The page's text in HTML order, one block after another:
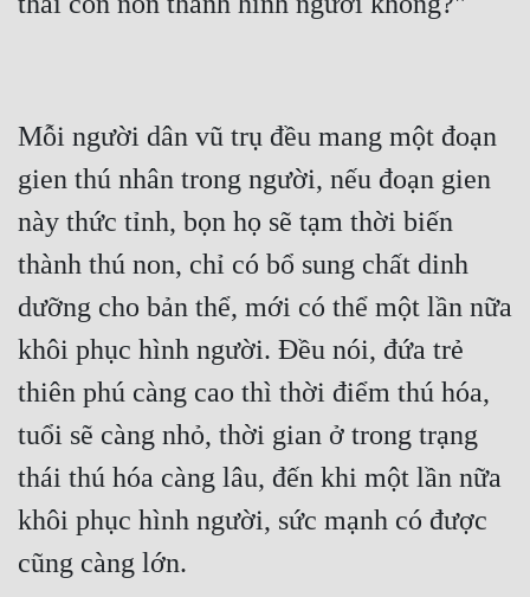
Mỗi người dân vũ trụ đều mang một đoạn
gien thú nhân trong người, nếu đoạn gien
này thức tỉnh, bọn họ sẽ tạm thời biến
thành thú non, chỉ có bổ sung chất dinh
dưỡng cho bản thể, mới có thể một lần nữa
khôi phục hình người. Đều nói, đứa trẻ
thiên phú càng cao thì thời điểm thú hóa,
tuổi sẽ càng nhỏ, thời gian ở trong trạng
thái thú hóa càng lâu, đến khi một lần nữa
khôi phục hình người, sức mạnh có được